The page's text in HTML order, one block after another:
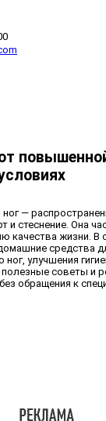
—
стеснение. Она
качества жизни. В
средства
улучшения
советы и
обращения к